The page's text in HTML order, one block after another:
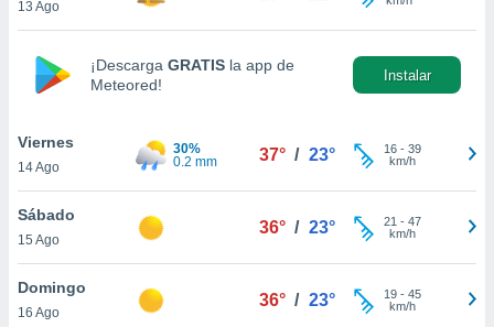
aceptar
de
sitio
En
sean
13 Ago
¡Descarga GRATIS la app de
Meteored!
Instalar
Viernes
14 Ago
30%
0.2 mm
37° / 23° 16- 39
km/h
Sábado
15 Ago
36° / 23° 21 - 47
km/h
Domingo
16 Ago
36° / 23° 19- 45
km/h